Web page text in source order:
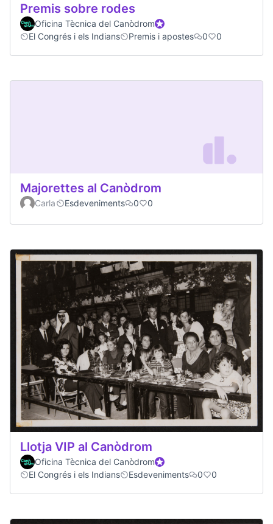
Premis sobre rodes
Oficina Tècnica del CanòdromOfficial participant
El Congrés i els Indians
Premis i apostes 0 0
Majorettes al Canòdrom
Carla Esdeveniments 0 0
Llotja VIP al Canòdrom
Oficina Tècnica del CanòdromOfficial participant
El Congrés i els Indians
Esdeveniments 0 0